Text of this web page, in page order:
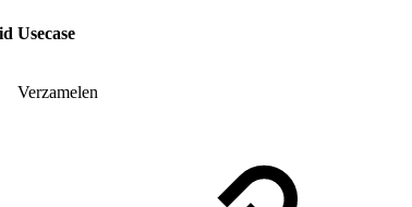
Usecase
Verzamelen